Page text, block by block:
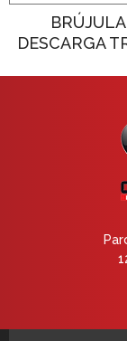
DESCARGA